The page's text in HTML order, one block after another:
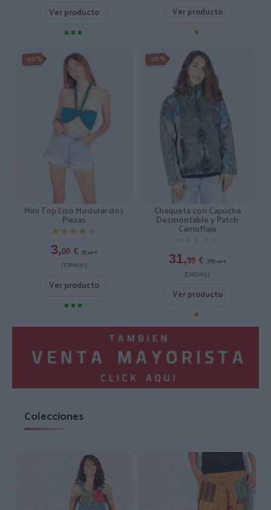
Ver producto Ver producto
-50%
Mini Top Liso Modular dos
Piezas
★★★★★
★★★★★
3,00 € 5,99 €
[TOPN12P ]
Ver producto
-20%
Chaqueta con Capucha
Desmontable y Patch
Camuflaje
31,99 € 39,99 €
[CHEV115 ]
Ver producto
Colecciones